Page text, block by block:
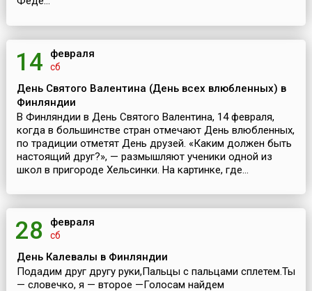
14 февраля
сб
День Святого Валентина (День всех влюбленных) в
Финляндии
В Финляндии в День Святого Валентина, 14 февраля,
когда в большинстве стран отмечают День влюбленных,
по традиции отметят День друзей. «Каким должен быть
настоящий друг?», — размышляют ученики одной из
школ в пригороде Хельсинки. На картинке, где...
28 февраля
сб
День Калевалы в Финляндии
Подадим друг другу руки,Пальцы с пальцами сплетем.Ты
— словечко, я — второе —Голосам найдем